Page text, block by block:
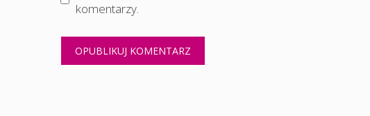
komentarzy.